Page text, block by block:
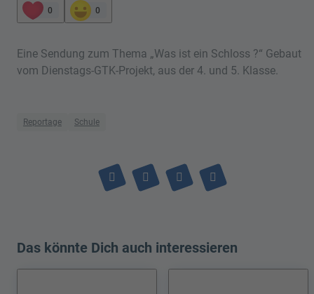
0 0
Eine Sendung zum Thema „Was ist ein Schloss ?“ Gebaut
vom Dienstags-GTK-Projekt, aus der 4. und 5. Klasse.
Reportage Schule
Das könnte Dich auch interessieren